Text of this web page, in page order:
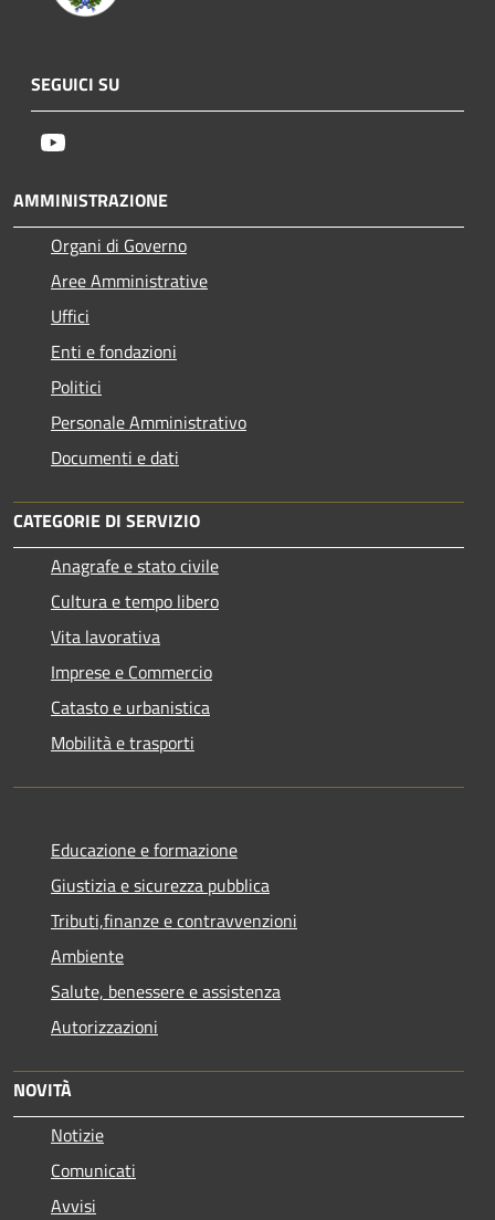
SEGUICI SU
AMMINISTRAZIONE
Organi di Governo
Aree Amministrative
Uffici
Enti e fondazioni
Politici
Personale Amministrativo
Documenti e dati
CATEGORIE DI SERVIZIO
Anagrafe e stato civile
Cultura e tempo libero
Vita lavorativa
Imprese e Commercio
Catasto e urbanistica
Mobilità e trasporti
Educazione e formazione
Giustizia e sicurezza pubblica
Tributi,finanze e contravvenzioni
Ambiente
Salute, benessere e assistenza
Autorizzazioni
NOVITÀ
Notizie
Comunicati
Avvisi